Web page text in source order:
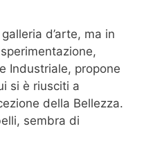
d’arte, ma in
Industriale, propone
si è riusciti a
della Bellezza.
sembra di